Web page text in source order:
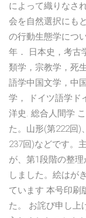
によって織りなさ
会を自然選択にも
の行動生態学につ
年． 日本史，考古
類学，宗教学，死
語学中国文学，中
学， ドイツ語学ド
洋史. 総合人間学
た。山形(第222回)
237回)などです。
が、第1段階の整
しました。絵はが
ています 本号印刷
た。 お詫び申し上